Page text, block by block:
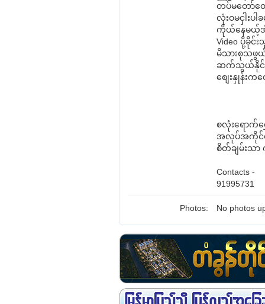
တပ်မတော်ထ
လုံးဝမငှါးပါခ
ကိုယ်နေမယ့်အိ
Video ပို့ခိုင်
မိသားစုသဖွ
ဆက်သွယ်နိုင်
စျေးနှုန်းကတ
စလုံးရောက်ရွှ
အလုပ်အကိုင်တွ
စိတ်ချမ်းသာ
Contacts -
91995731
Photos: No photos